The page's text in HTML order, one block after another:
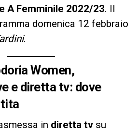
A Femminile 2022/23. Il
domenica 12 febbraio
.
Women,
e diretta tv: dove
in diretta tvsu